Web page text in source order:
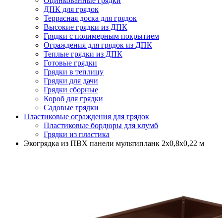
ДПК для грядок
Террасная доска для грядок
Высокие грядки из ДПК
Грядки с полимерным покрытием
Ограждения для грядок из ДПК
Теплые грядки из ДПК
Готовые грядки
Грядки в теплицу
Грядки для дачи
Грядки сборные
Короб для грядки
Садовые грядки
Пластиковые ограждения для грядок
Пластиковые бордюры для клумб
Грядки из пластика
Экогрядка из ПВХ панели мультипланк 2х0,8х0,22 м